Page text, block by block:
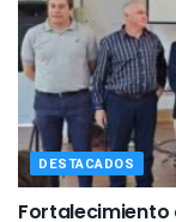
DESTACADOS
Fortalecimiento